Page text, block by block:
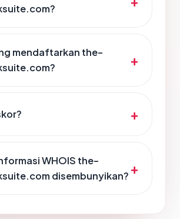
mendaftarkan the-
WHOIS the-
disembunyikan?